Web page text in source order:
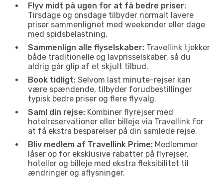
Flyv midt på ugen for at få bedre priser:
Tirsdage og onsdage tilbyder normalt lavere
priser sammenlignet med weekender eller dage
med spidsbelastning.
Sammenlign alle flyselskaber: Travellink tjekker
både traditionelle og lavprisselskaber, så du
aldrig går glip af et skjult tilbud.
Book tidligt: Selvom last minute-rejser kan
være spændende, tilbyder forudbestillinger
typisk bedre priser og flere flyvalg.
Saml din rejse: Kombiner flyrejser med
hotelreservationer eller billeje via Travellink for
at få ekstra besparelser på din samlede rejse.
Bliv medlem af Travellink Prime: Medlemmer
låser op for eksklusive rabatter på flyrejser,
hoteller og billeje med ekstra fleksibilitet til
ændringer og aflysninger.